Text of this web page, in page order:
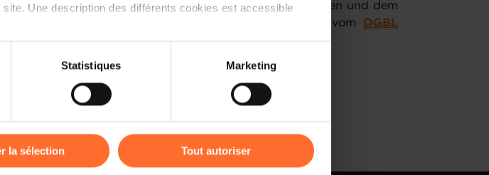
Une description des différents cookies est accessible
(ex : lecture de vidéos, partage sur les réseaux
Statistiques Marketing
la sélection Tout autoriser
Den Vertretern von Regierung, Gewerkschaften und dem
war die Erleichterung deutlich anzumerken. Nora Back vom OGBL
nicht mehr aufhören zu grinsen.